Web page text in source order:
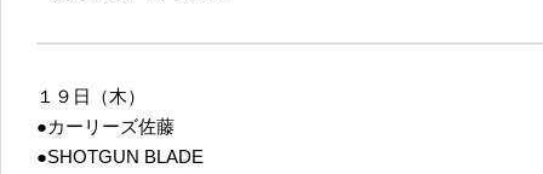
１９日（木）
●カーリーズ佐藤
●SHOTGUN BLADE